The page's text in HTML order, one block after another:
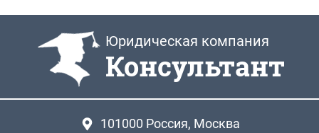
Юридическая компания
Консультант
101000 Россия, Москва